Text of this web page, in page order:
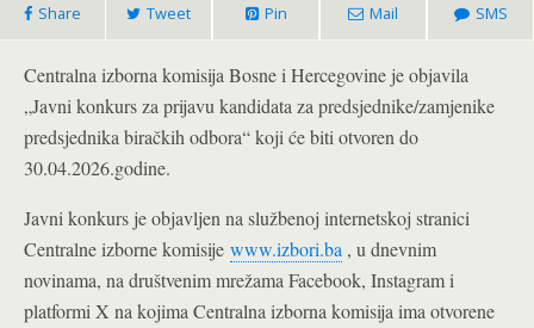
Share Tweet Pin Mail SMS
Centralna izborna komisija Bosne i Hercegovine je objavila
„Javni konkurs za prijavu kandidata za predsjednike/zamjenike
predsjednika biračkih odbora“ koji će biti otvoren do
30.04.2026.godine.
Javni konkurs je objavljen na službenoj internetskoj stranici
Centralne izborne komisije www.izbori.ba , u dnevnim
novinama, na društvenim mrežama Facebook, Instagram i
platformi X na kojima Centralna izborna komisija ima otvorene